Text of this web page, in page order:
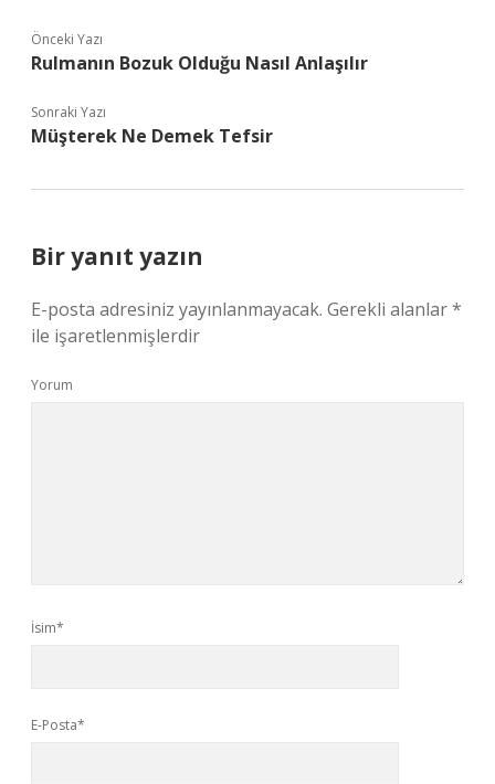
Önceki Yazı
Rulmanın Bozuk Olduğu Nasıl Anlaşılır
Sonraki Yazı
Müşterek Ne Demek Tefsir
Bir yanıt yazın
E-posta adresiniz yayınlanmayacak. Gerekli alanlar*
ile işaretlenmişlerdir
Yorum
İsim*
E-Posta*